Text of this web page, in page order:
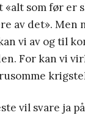
«alt som før
av det». Men
vi av og til
For kan vi
vil svare ja